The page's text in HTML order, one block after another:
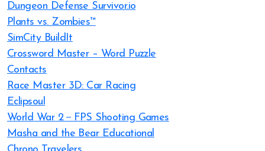
Dungeon Defense Survivor.io
Plants vs. Zombies™
SimCity BuildIt
Crossword Master – Word Puzzle
Contacts
Race Master 3D: Car Racing
Eclipsoul
World War 2－FPS Shooting Games
Masha and the Bear Educational